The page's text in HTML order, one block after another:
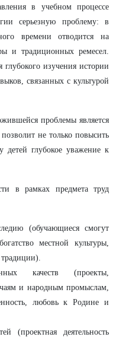
в учебном процессе
серьезную проблему: в
времени отводится на
и традиционных ремесел.
изучения истории
связанных с культурой
проблемы является
не только повысить
детей глубокое уважение к
в рамках предмета труд
(обучающиеся смогут
местной культуры,
традиции).
качеств (проекты,
и народным промыслам,
любовь к Родине и
(проектная деятельность